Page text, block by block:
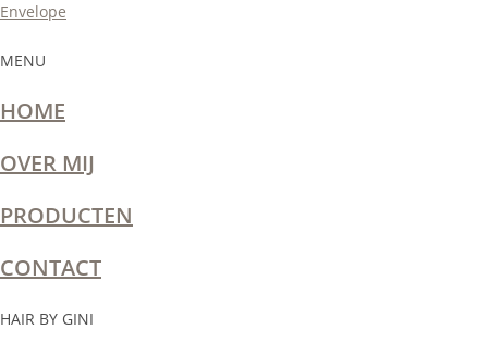
Envelope
MENU
HOME
OVER MIJ
PRODUCTEN
CONTACT
HAIR BY GINI